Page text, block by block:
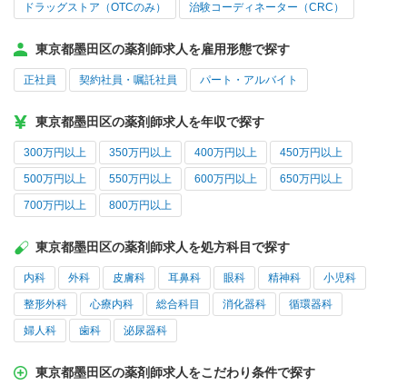
ドラッグストア（OTCのみ） 治験コーディネーター（CRC）
東京都墨田区の薬剤師求人を雇用形態で探す
正社員 契約社員・嘱託社員 パート・アルバイト
東京都墨田区の薬剤師求人を年収で探す
300万円以上 350万円以上 400万円以上 450万円以上
500万円以上 550万円以上 600万円以上 650万円以上
700万円以上 800万円以上
東京都墨田区の薬剤師求人を処方科目で探す
内科 外科 皮膚科 耳鼻科 眼科 精神科 小児科
整形外科 心療内科 総合科目 消化器科 循環器科
婦人科 歯科 泌尿器科
東京都墨田区の薬剤師求人をこだわり条件で探す